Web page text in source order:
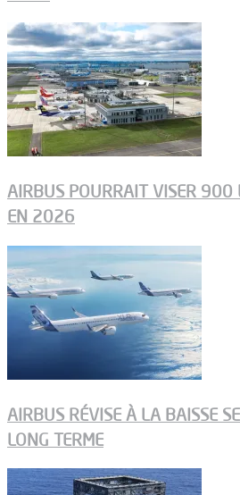
AIRBUS POURRAIT VISER 900
EN 2026
AIRBUS RÉVISE À LA BAISSE
LONG TERME